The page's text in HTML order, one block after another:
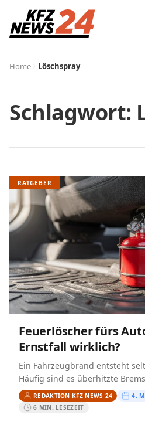
Home Löschspray
Schlagwort:
RATGEBER
Feuerlöscher fürs
Ernstfall wirklich?
Ein Fahrzeugbrand entsteht
Häufig sind es überhitzte
Passabfahrt, ein Defekt in der
Betriebsstoffe oder ein
REDAKTION KFZ NEWS 24
4.
6 MIN. LESEZEIT